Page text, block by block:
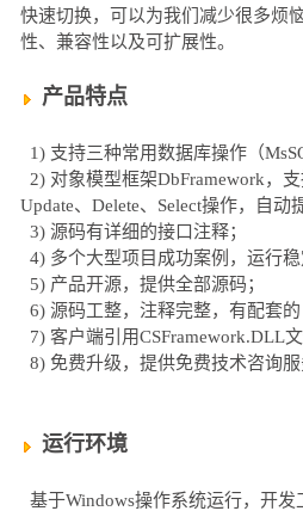
快速切换，可以为我们减少很多烦
性、兼容性以及可扩展性。
产品特点
1) 支持三种常用数据库操作（
2) 对象模型框架DbFramework，
Update、Delete、Select操作，自动
3) 源码有详细的接口注释；
4) 多个大型项目成功案例，运行稳
5) 产品开源，提供全部源码；
6) 源码工整，注释完整，有配套的
7) 客户端引用CSFramework.DLL
8) 免费升级，提供免费技术咨询服
运行环境
基于Windows操作系统运行，开发